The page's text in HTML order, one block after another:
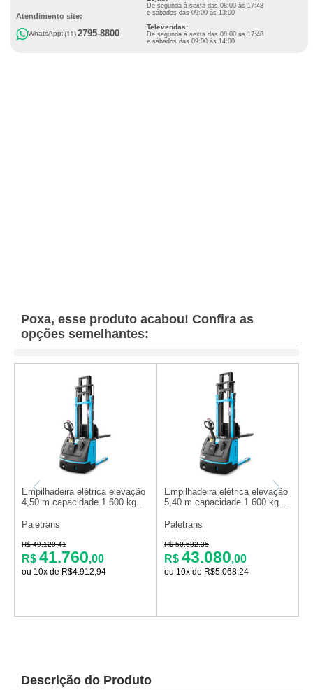
Atendimento site:
WhatsApp:(11)2795-8800
De segunda à sexta das 08:00 às 17:48
e sábados das 09:00 às 13:00
Televendas:
De segunda à sexta das 08:00 às 17:48
e sábados das 09:00 às 14:00
Poxa, esse produto acabou! Confira as
opções semelhantes:
Empilhadeira elétrica elevação
4,50 m capacidade 1.600 kg...
Paletrans
R$ 49.129,41
R$ 41.760,00
ou 10x de R$4.912,94
Empilhadeira elétrica elevação
5,40 m capacidade 1.600 kg...
Paletrans
R$ 50.682,35
R$ 43.080,00
ou 10x de R$5.068,24
Descrição do Produto